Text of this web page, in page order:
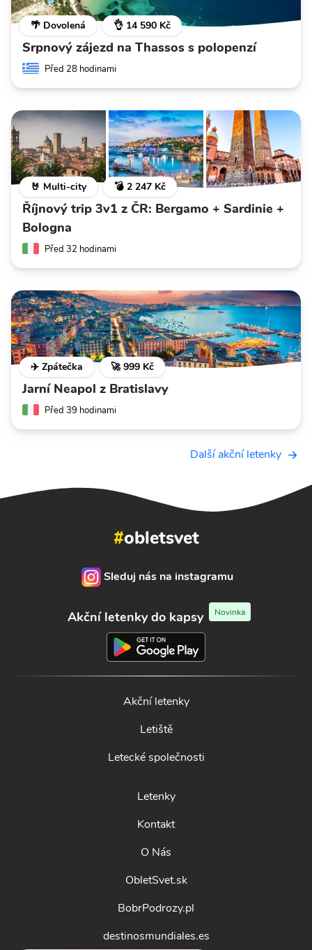
🌴 Dovolená 👌 14 590 Kč
Srpnový zájezd na Thassos s polopenzí
Před 28 hodinami
🤘 Multi-city 💣 2 247 Kč
Říjnový trip 3v1 z ČR: Bergamo + Sardinie +
Bologna
Před 32 hodinami
✈️ Zpátečka 🚀 999 Kč
Jarní Neapol z Bratislavy
Před 39 hodinami
Další akční letenky
#obletsvet
Sleduj nás na instagramu
Akční letenky do kapsy Novinka
Akční letenky
Letiště
Letecké společnosti
Letenky
Kontakt
O Nás
ObletSvet.sk
BobrPodrozy.pl
destinosmundiales.es